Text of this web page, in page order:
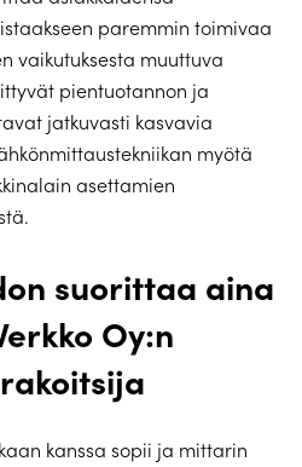
paremmin toimivaa
vaikutuksesta muuttuva
pientuotannon ja
jatkuvasti kasvavia
myötä
asettamien
suorittaa aina
Oy:n
kanssa sopii ja mittarin